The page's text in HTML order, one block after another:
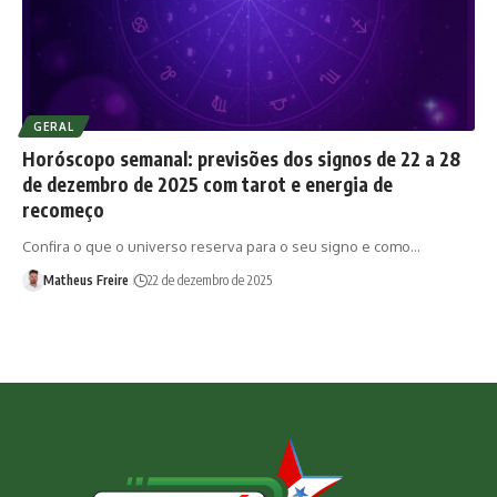
GERAL
Horóscopo semanal: previsões dos signos de 22 a 28
de dezembro de 2025 com tarot e energia de
recomeço
Confira o que o universo reserva para o seu signo e como…
Matheus Freire 22 de dezembro de 2025